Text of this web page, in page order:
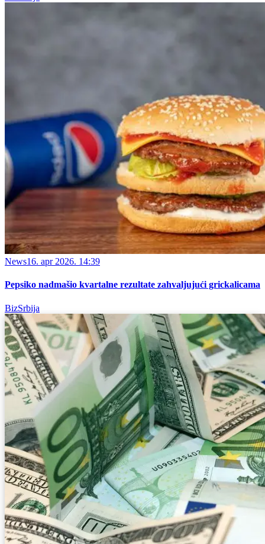
News16. apr 2026. 14:39
Pepsiko nadmašio kvartalne rezultate zahvaljujući grickalicama
BizSrbija